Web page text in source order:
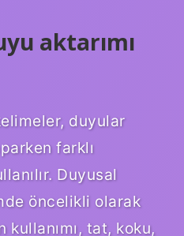
aktarımı
duyular
farklı
Duyusal
öncelikli olarak
kullanımı, tat, koku,